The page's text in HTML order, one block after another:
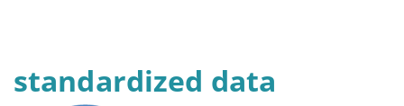
standardized data